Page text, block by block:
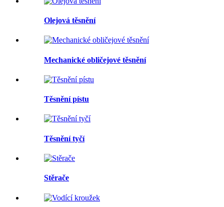
Olejová těsnění
Mechanické obličejové těsnění
Těsnění pístu
Těsnění tyčí
Stěrače